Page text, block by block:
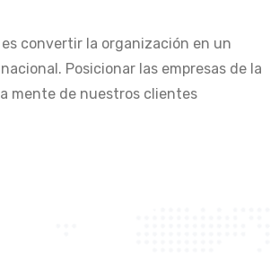
convertir la organización en un
Posicionar las empresas de la
mente de nuestros clientes